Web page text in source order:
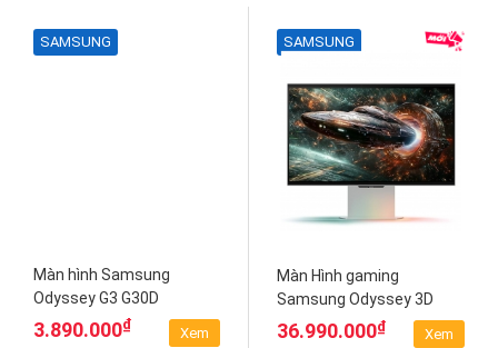
SAMSUNG
Màn hình Samsung
Odyssey G3 G30D
LS27DG302EEXXV
3.890.000₫
Xem
SAMSUNG
Màn Hình gaming
Samsung Odyssey 3D
G90XF LS27FG900XEXXV
36.990.000₫
Xem